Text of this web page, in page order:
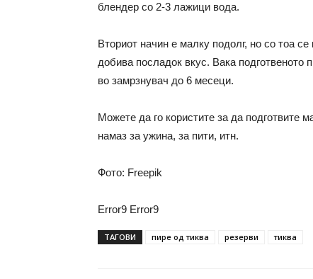
блендер со 2-3 лажици вода.
Вториот начин е малку подолг, но со тоа се
добива посладок вкус. Вака
во замрзнувач до 6 месеци.
Можете да го користите за да подготвите
намаз за ужина, за пити, итн.
Фото: Freepik
Error9 Error9
ТАГОВИ пире од тиква резерви тиква